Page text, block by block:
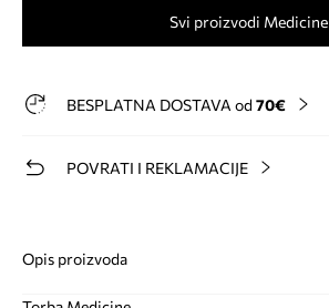
Svi proizvodi Medicine
BESPLATNA DOSTAVA od 70€
POVRATI I REKLAMACIJE
Opis proizvoda